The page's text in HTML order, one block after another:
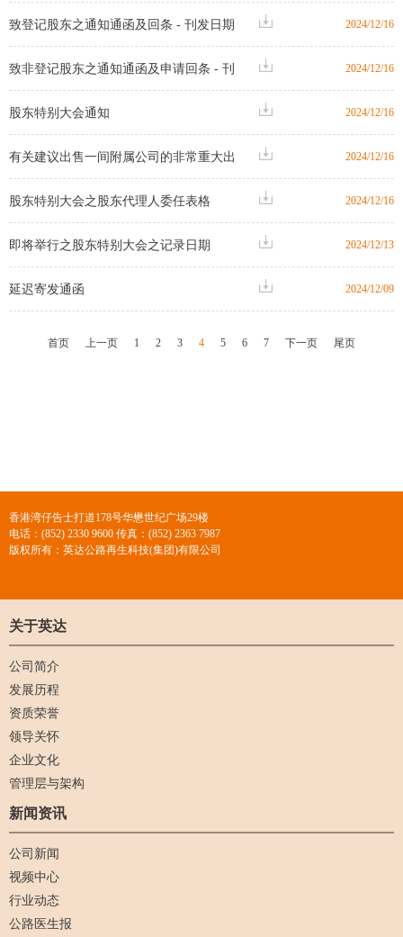
建筑合约 2024/12/16
致登记股东之通知通函及回条 - 刊发日期
为2024年12月16日之通函及代表委任表格
（「本次公司通讯」）之刊发通知
2024/12/16
致非登记股东之通知通函及申请回条 - 刊
发日期为2024年12月16日之通函及代表委
任表格之刊发通知
2024/12/16
股东特别大会通知
2024/12/16
有关建议出售一间附属公司的非常重大出
售事项及关连交易及股东特别大会通知 2024/12/16
股东特别大会之股东代理人委任表格
2024/12/13
即将举行之股东特别大会之记录日期
2024/12/09
延迟寄发通函
首页 上一页 1 2 3 4 5 6 7 下一页 尾页
香港湾仔告士打道178号华懋世纪广场29楼
电话：(852) 2330 9600 传真：(852) 2363 7987
版权所有：英达公路再生科技(集团)有限公司
关于英达
公司简介
发展历程
资质荣誉
领导关怀
企业文化
管理层与架构
新闻资讯
公司新闻
视频中心
行业动态
公路医生报